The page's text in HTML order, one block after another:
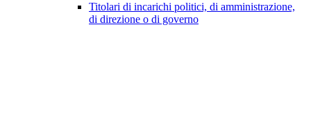
Titolari di incarichi politici, di amministrazione,
di direzione o di governo